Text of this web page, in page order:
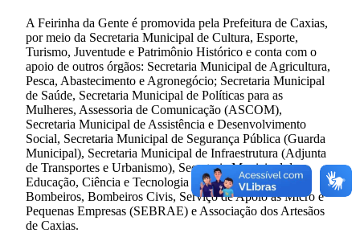
A Feirinha da Gente é promovida pela Prefeitura de Caxias,
por meio da Secretaria Municipal de Cultura, Esporte,
Turismo, Juventude e Patrimônio Histórico e conta com o
apoio de outros órgãos: Secretaria Municipal de Agricultura,
Pesca, Abastecimento e Agronegócio; Secretaria Municipal
de Saúde, Secretaria Municipal de Políticas para as
Mulheres, Assessoria de Comunicação (ASCOM),
Secretaria Municipal de Assistência e Desenvolvimento
Social, Secretaria Municipal de Segurança Pública (Guarda
Municipal), Secretaria Municipal de Infraestrutura (Adjunta
de Transportes e Urbanismo), Secretaria Municipal de
Educação, Ciência e Tecnologia (SEMECT), Corpo de
Bombeiros, Bombeiros Civis, Serviço de Apoio às Micro e
Pequenas Empresas (SEBRAE) e Associação dos Artesãos
de Caxias.